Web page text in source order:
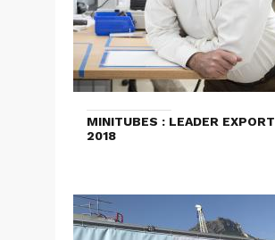
MINITUBES : LEADER EXPORT
2018